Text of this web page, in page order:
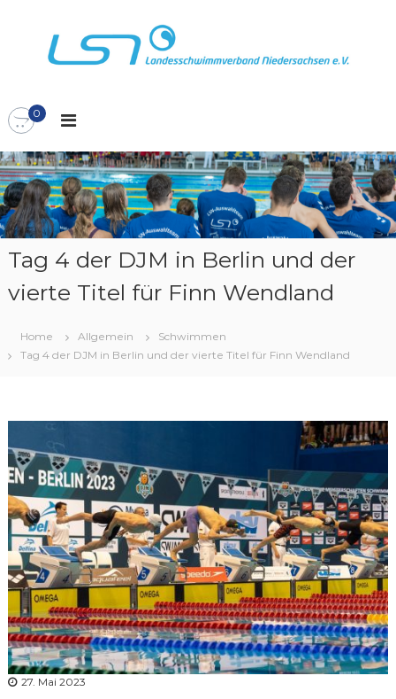
t
s
p
r
i
a
n
e
s
s
c
h
w
i
m
v
b
a
n
d
N
i
e
d
e
r
s
a
c
N 0
Tag 4 der DJM in Berlin und der
vierte Titel für Finn Wendland
Home Allgemein
Schwimmen
Tag 4 der DJM in Berlin und der vierte Titel für Finn Wendland
27. Mai 2023